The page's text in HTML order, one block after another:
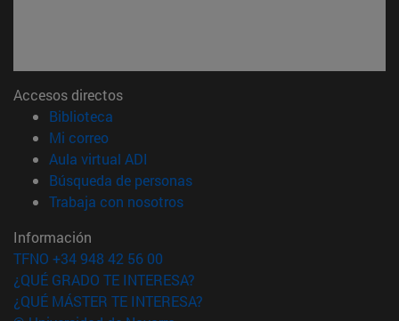
Accesos directos
Biblioteca
Mi correo(abre en nueva ventana)
Aula virtual ADI
Búsqueda de personas(abre en nueva ventana)
Trabaja con nosotros(abre en nueva ventana)
Información
TFNO +34 948 42 56 00
¿QUÉ GRADO TE INTERESA?
¿QUÉ MÁSTER TE INTERESA?